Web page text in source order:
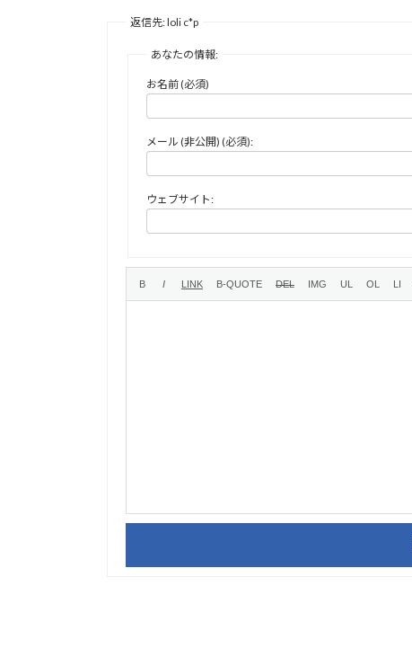
返信先: loli c*p
あなたの情報:
お名前 (必須)
メール (非公開) (必須):
ウェブサイト: